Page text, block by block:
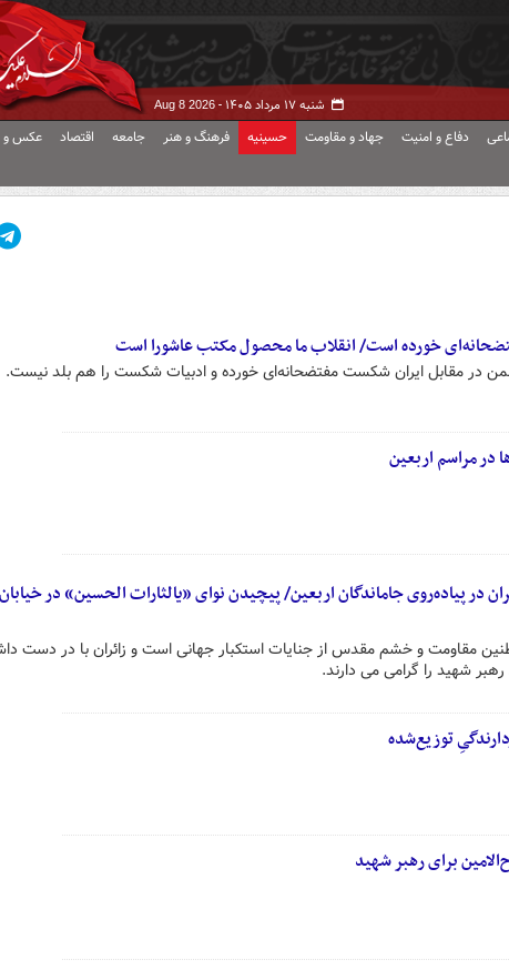
شنبه ۱۷ مرداد ۱۴۰۵ - Aug 8 2026
دفاع و امنیت جهاد و مقاومت حسینیه فرهنگ و هنر جامعه اقتصاد عکس و
خورده است/ انقلاب ما محصول مکتب عاشورا است
در مقابل ایران شکست مفتضحانه‌ای خورده و ادبیات شکست را هم بلد نیست.
در مراسم اربعین
در پیاده‌روی جاماندگان اربعین/ پیچیدن نوای «یالثارات الحسین» در
طنین مقاومت و خشم مقدس از جنایات استکبار جهانی است و زائران با در دست
شهید را گرامی می دارند.
توزیع‌شده
برای رهبر شهید